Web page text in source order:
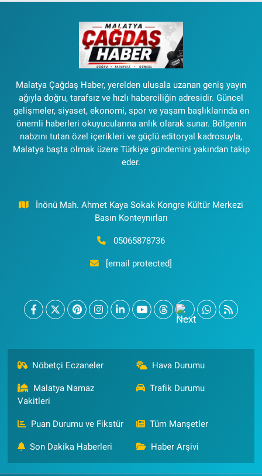
Malatya Çağdaş Haber, yerelden ulusala uzanan geniş yayın
ağıyla doğru, tarafsız ve hızlı haberciliğin adresidir. Güncel
gelişmeler, siyaset, ekonomi, spor ve yaşam başlıklarında en
önemli haberleri okuyucularına anlık olarak sunar. Bölgenin
nabzını tutan özel içerikleri ve güçlü editoryal kadrosuyla,
Malatya başta olmak üzere Türkiye gündemini yakından takip
eder.
İnönü Mah. Ahmet Kaya Sokak Kongre Kültür Merkezi
Basın Konteynırları
05065878736
[email protected]
Nöbetçi Eczaneler Hava Durumu
Malatya Namaz
Vakitleri
Trafik Durumu
Puan Durumu ve Fikstür Tüm Manşetler
Son Dakika Haberleri Haber Arşivi